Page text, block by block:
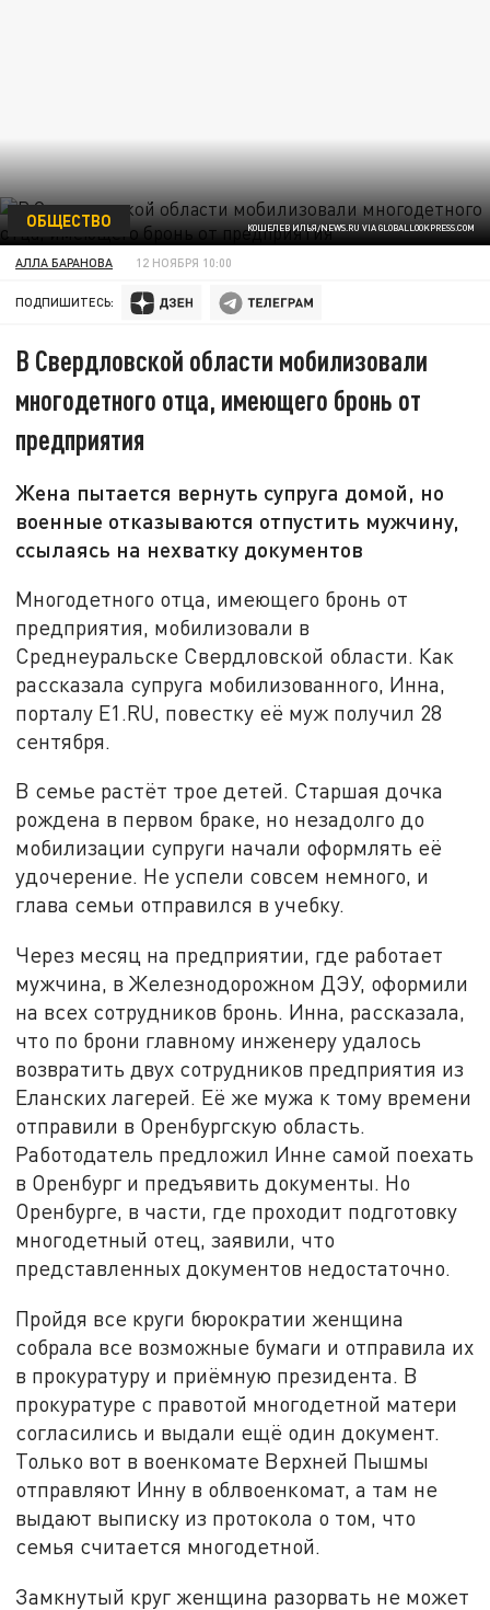
КОШЕЛЕВ ИЛЬЯ/NEWS.RU VIA GLOBALLOOKPRESS.COM
ОБЩЕСТВО
АЛЛА БАРАНОВА 12 НОЯБРЯ 10:00
ПОДПИШИТЕСЬ:
В Свердловской области мобилизовали
многодетного отца, имеющего бронь от
предприятия
Жена пытается вернуть супруга домой, но
военные отказываются отпустить мужчину,
ссылаясь на нехватку документов
Многодетного отца, имеющего бронь от
предприятия, мобилизовали в
Среднеуральске Свердловской области. Как
рассказала супруга мобилизованного, Инна,
порталу E1.RU, повестку её муж получил 28
сентября.
В семье растёт трое детей. Старшая дочка
рождена в первом браке, но незадолго до
мобилизации супруги начали оформлять её
удочерение. Не успели совсем немного, и
глава семьи отправился в учебку.
Через месяц на предприятии, где работает
мужчина, в Железнодорожном ДЭУ, оформили
на всех сотрудников бронь. Инна, рассказала,
что по брони главному инженеру удалось
возвратить двух сотрудников предприятия из
Еланских лагерей. Её же мужа к тому времени
отправили в Оренбургскую область.
Работодатель предложил Инне самой поехать
в Оренбург и предъявить документы. Но
Оренбурге, в части, где проходит подготовку
многодетный отец, заявили, что
представленных документов недостаточно.
Пройдя все круги бюрократии женщина
собрала все возможные бумаги и отправила их
в прокуратуру и приёмную президента. В
прокуратуре с правотой многодетной матери
согласились и выдали ещё один документ.
Только вот в военкомате Верхней Пышмы
отправляют Инну в облвоенкомат, а там не
выдают выписку из протокола о том, что
семья считается многодетной.
Замкнутый круг женщина разорвать не может